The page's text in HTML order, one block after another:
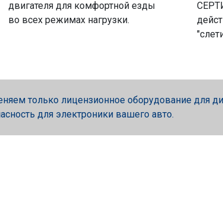
двигателя для комфортной езды
во всех режимах нагрузки.
только лицензионное оборудование для
для электроники вашего авто.